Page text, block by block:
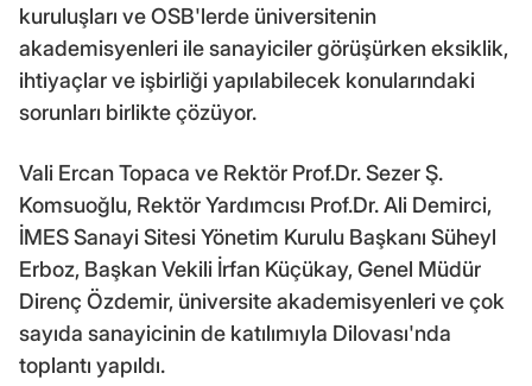
kuruluşları ve OSB'lerde üniversitenin
akademisyenleri ile sanayiciler görüşürken eksiklik,
ihtiyaçlar ve işbirliği yapılabilecek konularındaki
sorunları birlikte çözüyor.
Vali Ercan Topaca ve Rektör Prof.Dr. Sezer Ş.
Komsuoğlu, Rektör Yardımcısı Prof.Dr. Ali Demirci,
İMES Sanayi Sitesi Yönetim Kurulu Başkanı Süheyl
Erboz, Başkan Vekili İrfan Küçükay, Genel Müdür
Direnç Özdemir, üniversite akademisyenleri ve çok
sayıda sanayicinin de katılımıyla Dilovası'nda
toplantı yapıldı.